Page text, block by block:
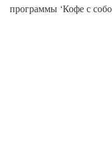
программы ‘Кофе с